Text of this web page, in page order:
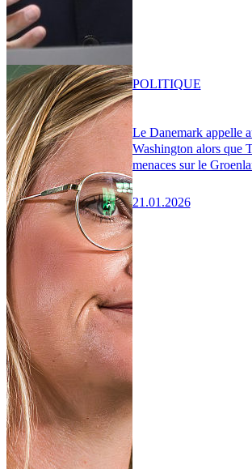
Le Danemark appelle
Washington alors que
menaces sur le
21.01.2026
POLITIQUE